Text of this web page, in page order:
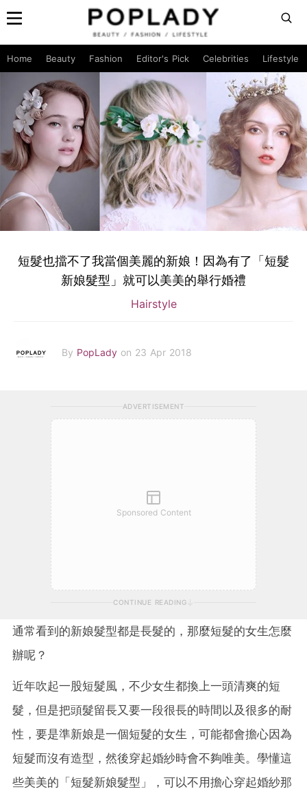
Home Beauty Fashion Editor's Pick Celebrities Lifestyle
短髮也擋不了我當個美麗的新娘！因為有了「短髮
新娘髮型」就可以美美的舉行婚禮
Hairstyle
By PopLady on 23 Apr 2018
ADVERTISEMENT
Sponsored Content
CONTINUE READING
通常看到的新娘髮型都是長髮的，那麼短髮的女生怎麼
辦呢？
近年吹起一股短髮風，不少女生都換上一頭清爽的短
髮，但是把頭髮留長又要一段很長的時間以及很多的耐
性，要是準新娘是一個短髮的女生，可能都會擔心因為
短髮而沒有造型，然後穿起婚紗時會不夠唯美。學懂這
些美美的「短髮新娘髮型」，可以不用擔心穿起婚紗那